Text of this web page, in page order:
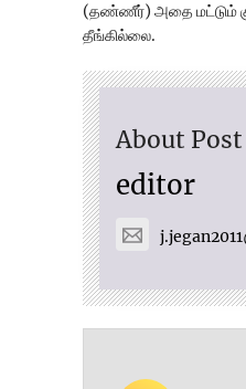
(தண்ணீர்) அதை மட்டும்
தீங்கில்லை.
About
editor